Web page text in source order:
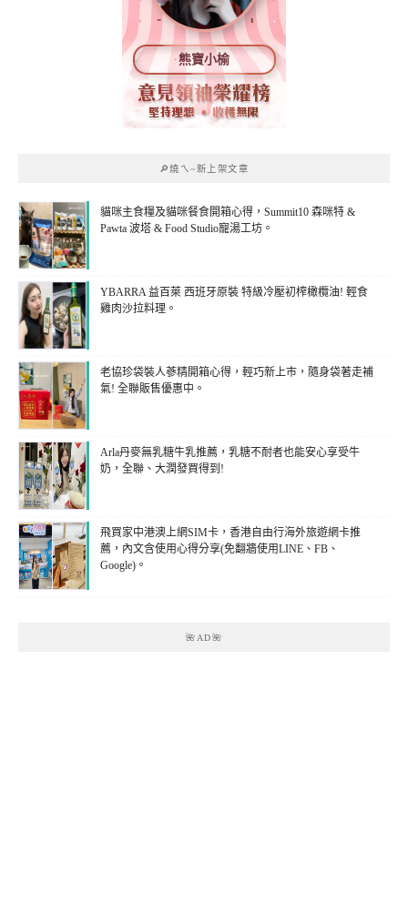
熊寶小榆
🔎燒ㄟ~新上架文章
貓咪主食糧及貓咪餐食開箱心得，Summit10 森咪特 &
Pawta 波塔 & Food Studio寵湯工坊。
YBARRA 益百萊 西班牙原裝 特級冷壓初榨橄欖油! 輕食
雞肉沙拉料理。
老協珍袋裝人蔘精開箱心得，輕巧新上市，隨身袋著走補
氣! 全聯販售優惠中。
Arla丹麥無乳糖牛乳推薦，乳糖不耐者也能安心享受牛
奶，全聯、大潤發買得到!
飛買家中港澳上網SIM卡，香港自由行海外旅遊網卡推
薦，內文含使用心得分享(免翻牆使用LINE、FB、
Google)。
🌺AD🌺